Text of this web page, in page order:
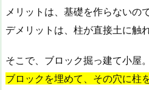
メリットは、基礎を作らないの
デメリットは、柱が直接土に触
そこで、ブロック掘っ建て小屋。
ブロックを埋めて、その穴に柱